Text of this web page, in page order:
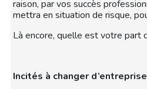
raison, par vos succès
mettra en situation de risque,
Là encore, quelle est votre part
Incités à changer